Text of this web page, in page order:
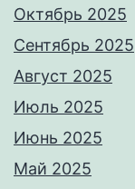
Октябрь 2025
Сентябрь 2025
Август 2025
Июль 2025
Июнь 2025
Май 2025